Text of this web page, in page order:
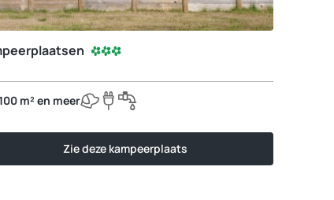
m² en meer
Zie deze kampeerplaats